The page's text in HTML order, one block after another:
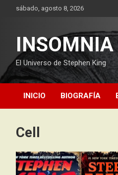
sábado, agosto 8, 2026
INSOMNIA
El Universo de Stephen King
INICIO BIOGRAFÍA
Cell